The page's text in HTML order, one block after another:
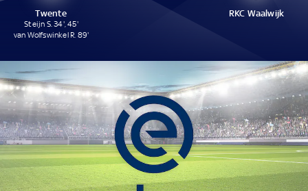
Twente
Steijn S. 34', 45'
van Wolfswinkel R. 89'
RKC Waalwijk